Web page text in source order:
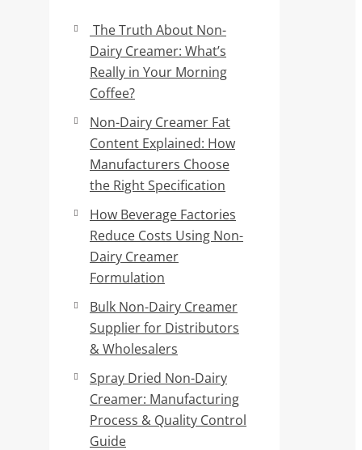
The Truth About Non-
Dairy Creamer: What’s
Really in Your Morning
Coffee?
Non-Dairy Creamer Fat
Content Explained: How
Manufacturers Choose
the Right Specification
How Beverage Factories
Reduce Costs Using Non-
Dairy Creamer
Formulation
Bulk Non-Dairy Creamer
Supplier for Distributors
& Wholesalers
Spray Dried Non-Dairy
Creamer: Manufacturing
Process & Quality Control
Guide